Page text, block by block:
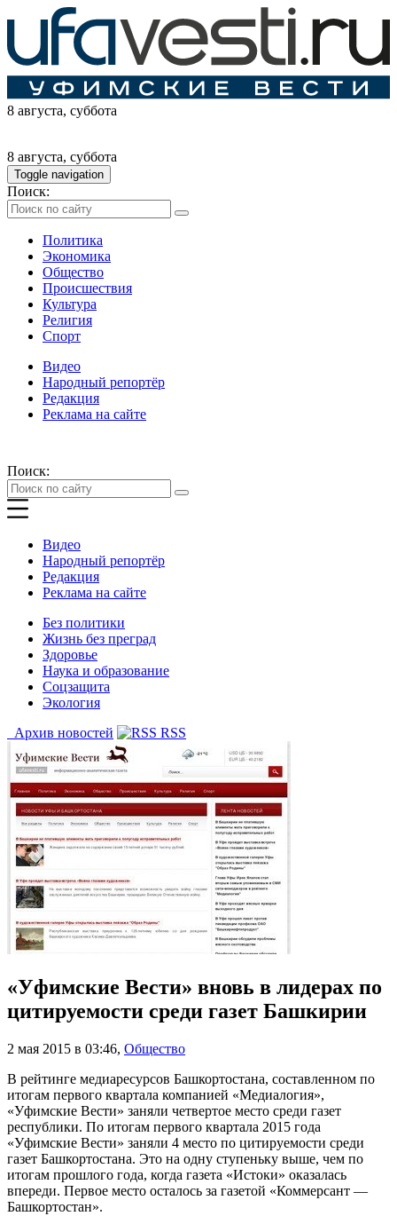
8 августа, суббота
8 августа, суббота
Toggle navigation
Поиск:
Политика
Экономика
Общество
Происшествия
Культура
Религия
Спорт
Видео
Народный репортёр
Редакция
Реклама на сайте
Поиск:
Видео
Народный репортёр
Редакция
Реклама на сайте
Без политики
Жизнь без преград
Здоровье
Наука и образование
Соцзащита
Экология
Архив новостей
RSS
«Уфимские Вести» вновь в лидерах по
цитируемости среди газет Башкирии
2 мая 2015 в 03:46, Общество
В рейтинге медиаресурсов Башкортостана, составленном по
итогам первого квартала компанией «Медиалогия»,
«Уфимские Вести» заняли четвертое место среди газет
республики. По итогам первого квартала 2015 года
«Уфимские Вести» заняли 4 место по цитируемости среди
газет Башкортостана. Это на одну ступеньку выше, чем по
итогам прошлого года, когда газета «Истоки» оказалась
впереди. Первое место осталось за газетой «Коммерсант —
Башкортостан».